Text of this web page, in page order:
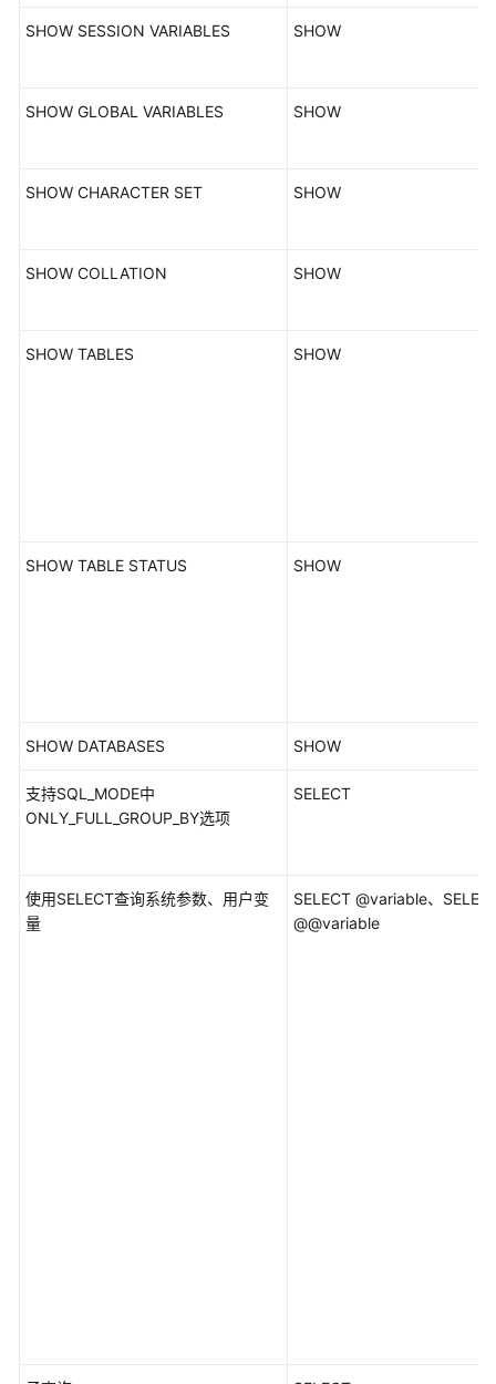
SHOW SESSION VARIABLES SHOW
SHOW GLOBAL VARIABLES SHOW
SHOW CHARACTER SET SHOW
SHOW COLLATION SHOW
SHOW TABLES SHOW
SHOW TABLE STATUS SHOW
SHOW DATABASES SHOW
支持SQL_MODE中
ONLY_FULL_GROUP_BY选项
SELECT
使用SELECT查询系统参数、用户变
量
SELECT @variable、
@@variable